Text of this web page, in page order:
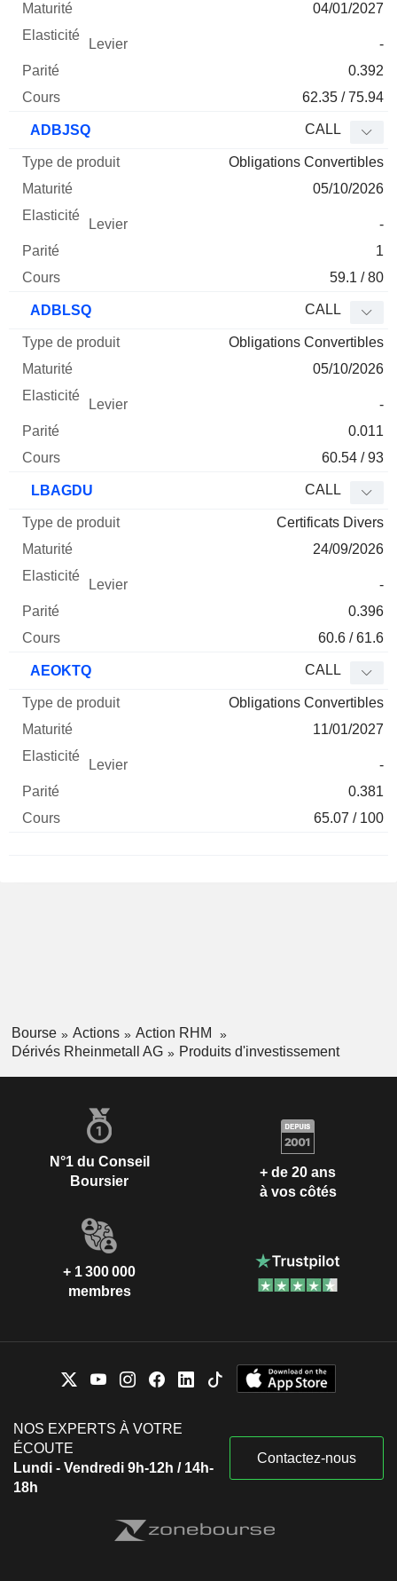
04/01/2027
-
0.392
62.35 / 75.94
ADBJSQ CALL
Obligations Convertibles
05/10/2026
-
1
59.1 / 80
ADBLSQ CALL
Obligations Convertibles
05/10/2026
-
0.011
60.54 / 93
LBAGDU CALL
Certificats Divers
24/09/2026
-
0.396
60.6 / 61.6
AEOKTQ CALL
Obligations Convertibles
11/01/2027
-
0.381
65.07 / 100
Bourse Actions
Action RHM
Dérivés Rheinmetall AG
Produits d'investissement
N°1 du Conseil
Boursier
+ de 20 ans
à vos côtés
+ 1 300 000
membres
NOS EXPERTS À VOTRE
ÉCOUTE
Lundi - Vendredi 9h-12h / 14h-
18h
Contactez-nous